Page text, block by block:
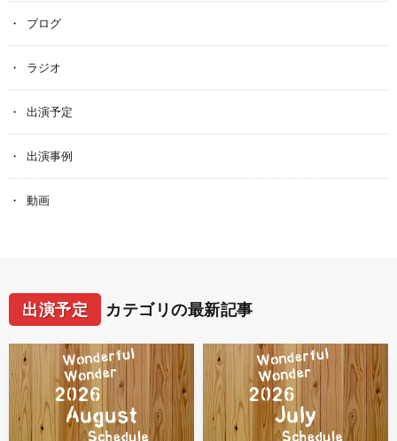
ブログ
ラジオ
出演予定
出演事例
動画
出演予定 カテゴリの最新記事